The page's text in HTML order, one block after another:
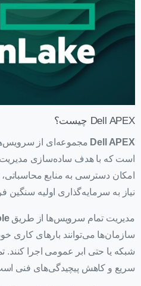
Dell APEX چیست؟
Dell APEX مجموعه‌ای از
امکان دسترسی به منابع
نیاز به سرمایه‌گذاری اولیه سنگین
مدیریت تمام سرویس‌ها از طریق
سازمان‌ها می‌توانند بارهای کاری
سریع و کاهش پیچیدگی‌های فنی